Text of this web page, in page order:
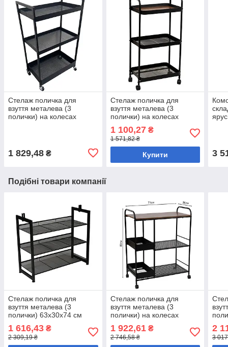
Стелаж поличка для
взуття металева (3
полички) на колесах
1 829,48 ₴
Стелаж поличка для
взуття металева (3
полички) на колесах
1 100,27₴
1 571,82 ₴
Купити 3
Подібні товари компанії
Стелаж поличка для
взуття металева (3
полички) 63х30х74 см
1 616,43 ₴
2 309,19 ₴
Стелаж поличка для
взуття металева (3
полички) на колесах
88х36х71 см
1 922,61₴
2 746,58 ₴
2
3